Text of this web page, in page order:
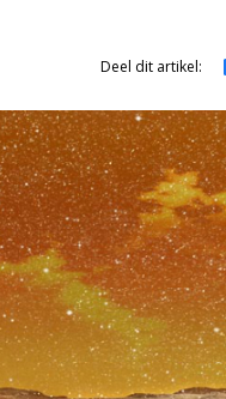
Deel dit artikel: